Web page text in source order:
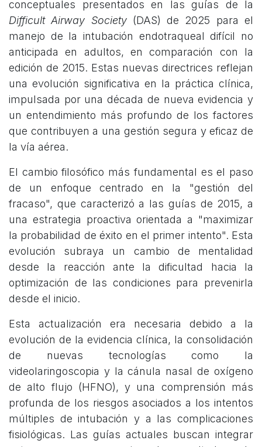
conceptuales presentados en las guías de la
Difficult Airway Society(DAS) de 2025 para el
manejo de la intubación endotraqueal difícil no
anticipada en adultos, en comparación con la
edición de 2015. Estas nuevas directrices reflejan
una evolución significativa en la práctica clínica,
impulsada por una década de nueva evidencia y
un entendimiento más profundo de los factores
que contribuyen a una gestión segura y eficaz de
la vía aérea.
El cambio filosófico más fundamental es el paso
de un enfoque centrado en la "gestión del
fracaso", que caracterizó a las guías de 2015, a
una estrategia proactiva orientada a "maximizar
la probabilidad de éxito en el primer intento". Esta
evolución subraya un cambio de mentalidad
desde la reacción ante la dificultad hacia la
optimización de las condiciones para prevenirla
desde el inicio.
Esta actualización era necesaria debido a la
evolución de la evidencia clínica, la consolidación
de nuevas tecnologías como la
videolaringoscopia y la cánula nasal de oxígeno
de alto flujo (HFNO), y una comprensión más
profunda de los riesgos asociados a los intentos
múltiples de intubación y a las complicaciones
fisiológicas. Las guías actuales buscan integrar